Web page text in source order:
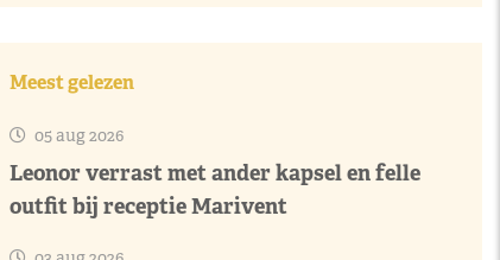
Meest gelezen
05 aug 2026
Leonor verrast met ander kapsel en felle
outfit bij receptie Marivent